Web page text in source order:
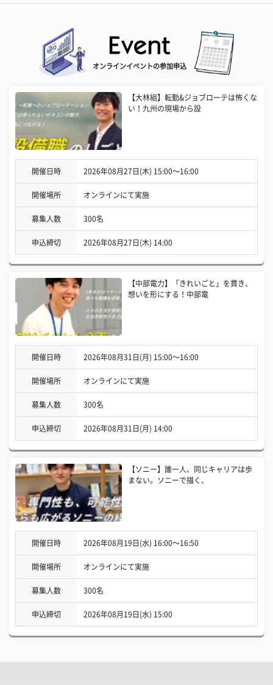
オンラインイベントの参加申込
【大林組】転勤&ジョブローテは怖くな
い！九州の現場から設
開催日時 2026年08月27日(木) 15:00〜16:00
開催場所 オンラインにて実施
募集人数 300名
申込締切 2026年08月27日(木) 14:00
【中部電力】「きれいごと」を貫き、
想いを形にする！中部電
開催日時 2026年08月31日(月) 15:00〜16:00
開催場所 オンラインにて実施
募集人数 300名
申込締切 2026年08月31日(月) 14:00
【ソニー】誰一人、同じキャリアは歩
まない。ソニーで描く、
開催日時 2026年08月19日(水) 16:00〜16:50
開催場所 オンラインにて実施
募集人数 300名
申込締切 2026年08月19日(水) 15:00